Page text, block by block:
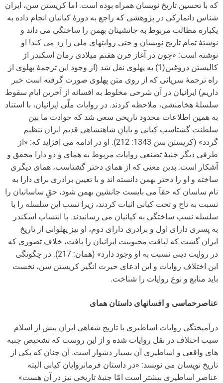
که با تحسین تاریخ نویسان همراه بوده است. اما کریستن سن، ایران
شناس دانمارکی در پژوهشی که راجع به دورۀ کیانیان انجام داده به
یکباره مطالب مربوط به جانشینان بهمن را ساختگی می داند و
نوشتۀ تمام تاریخ نویسان و حتی روایت­های ملی را رد می کند! او
نوشته است: «چون در آغاز قرن هفتم میلادی رمان اسکندر از
کالیستن دروغین(1) به پهلوی نقل شد (از وجود این ترجمۀ پهلوی از
راه ترجمۀ سریانی که از روی متن پهلوی صورت گرفته است خبر
داریم) ایرانیان در آن شرحی مخلوط به افسانه از آخرین ایام سقوط
سلسلۀ هخامنشی، ملاحظه کردند. در روایات ملّی ایرانیان، با استناد
به همین اطلاعات محدود تاریخی سعی شد که حوادث ما بین
سلطنت گشتاسب کیانی و پایانِ شاهنشاهی قدیم ایران تنظیم
گردد» (کریستن سن 1343: 212). او در ادامه می افزاید که: «از
طرفی دیگر جنبۀ تصنعی روایات مربوط به همای و دو دارا محقق و
آشکار است. بدین معنی که از همای دختر گشتاسب، همای دیگری
ساخته و او را دختر بهمن دانسته اند و با تعیین برادری برای دارا به
نام ساسان که حقآ می بایست جانشین بهمن شود، حقِ ساسانیان را
نسبت به تاج و تخت کیانی اثبات کردند، زیرا نسب این سلسله را با
سلسله نسب ساختگی به کیانیان می رسانیدند. با انتساب اسکندر
به پسری دارای اول و برادری دارای دوم، او نیز پهلوانی از تاریخ
ایران گشت که لیاقت محبوبیت ایرانیان را یافت، خلاف تصوری که
در روایت دینی نسبت به او وجود دارد» (همان: 217). در چگونگی
این اختلاف روایات و این ادعای حیرت انگیز کریستن سن، نخست
باید منابع و نوع روایات را شناخت.
عناصرحماسی و افسانه­ای داستان همای
درآمیختگی روایات اساطیری با تاریخ شفاهی ایران پیش از اسلام
سبب اختلاف در نقل روایات شده و از این روست که تشخیص جنبه
های واقعی و اساطیری آن بسیار دشوار است. آن چنان که یکی از
تاریخ نویسان می نویسد: «در داستان­ فرمانروایان کیانی البته
عناصر اساطیری بیشتر است امّا جنبۀ تاریخی نیز در آن هست»